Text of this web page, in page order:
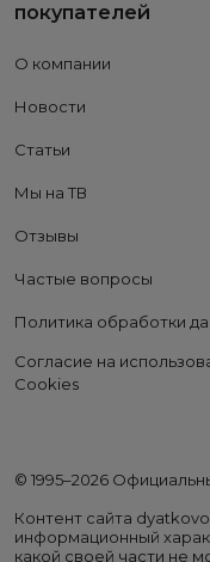
покупателей
О компании
Новости
Статьи
Мы на ТВ
Отзывы
Частые вопросы
Политика обработки
Согласие на
Cookies
© 1995–2026
Контент сайта
информационный
какой своей части не